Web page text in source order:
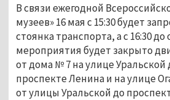
В связи ежегодной
музеев» 16 мая с 15:30 будет
стоянка транспорта, а с 16:30
мероприятия будет закрыто
от дома № 7 на улице
проспекте Ленина и на улице
от улицы Уральской до